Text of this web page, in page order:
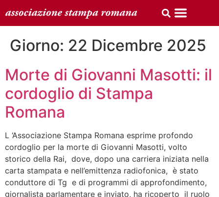
Giorno: 22 Dicembre 2025
Morte di Giovanni Masotti: il
cordoglio di Stampa
Romana
L ‘Associazione Stampa Romana esprime profondo
cordoglio per la morte di Giovanni Masotti, volto
storico della Rai, dove, dopo una carriera iniziata nella
carta stampata e nell’emittenza radiofonica, è stato
conduttore di Tg e di programmi di approfondimento,
giornalista parlamentare e inviato, ha ricoperto il ruolo